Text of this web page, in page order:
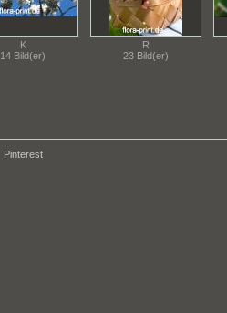
Pinterest
K
14 Bild(er)
R
23 Bild(er)